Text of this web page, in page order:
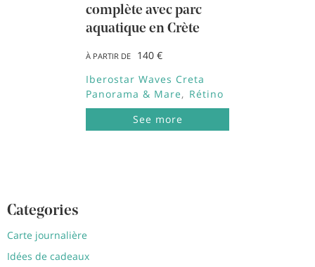
complète avec parc
aquatique en Crète
À PARTIR DE
140 €
Iberostar Waves Creta
Panorama & Mare
Rétino
See more
Categories
Carte journalière
Idées de cadeaux